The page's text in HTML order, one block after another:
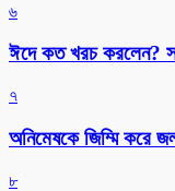
৬
ঈদে কত খরচ করলেন?
৭
অনিমেষকে জিম্মি করে
৮